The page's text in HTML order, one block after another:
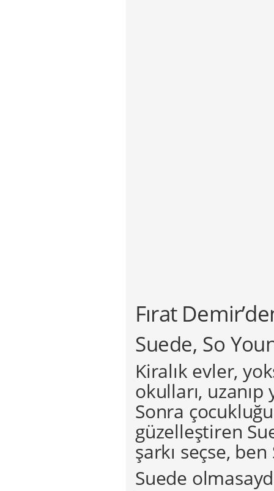
Fırat
Suede, So
Kiralık evler,
okulları, uzanıp
Sonra
güzelleştiren
şarkı seçse,
Suede